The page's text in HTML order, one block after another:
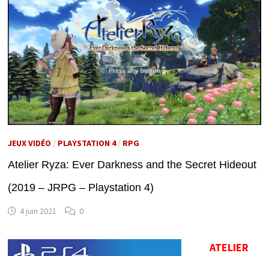
JEUX VIDÉO / PLAYSTATION 4/ RPG
Atelier Ryza: Ever Darkness and the Secret Hideout
(2019 – JRPG – Playstation 4)
4 juin 2021 0
ATELIER